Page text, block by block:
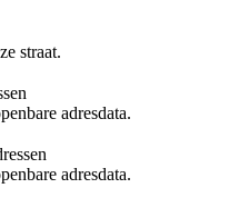
straat.
adresdata.
adresdata.